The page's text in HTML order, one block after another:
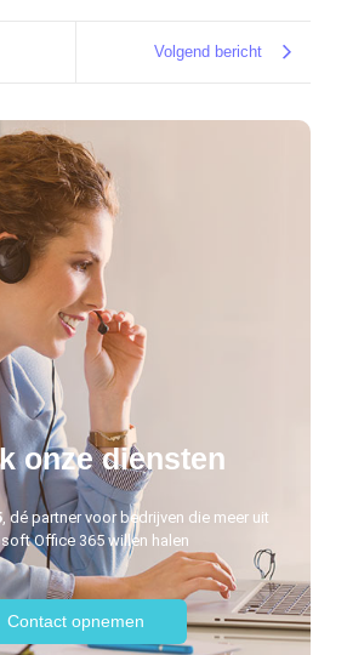
Volgend bericht
onze diensten
, dé partner voor bedrijven die meer uit
Office 365 willen halen
Contact opnemen